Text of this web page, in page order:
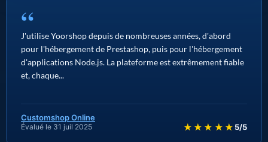
“
J'utilise Yoorshop depuis de nombreuses années, d'abord
pour l'hébergement de Prestashop, puis pour l'hébergement
d'applications Node.js. La plateforme est extrêmement fiable
et, chaque...
Customshop Online
Évalué le 31 juil 2025 ★★★★★ 5/5